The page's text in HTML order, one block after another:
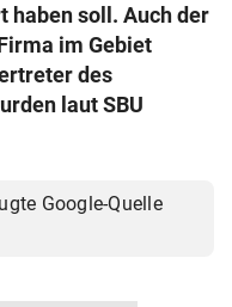
soll. Auch der
im Gebiet
des
laut SBU
Google-Quelle